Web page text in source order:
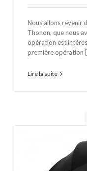
Nous allons revenir
Thonon, que nous
opération est
première opération
Lire la suite